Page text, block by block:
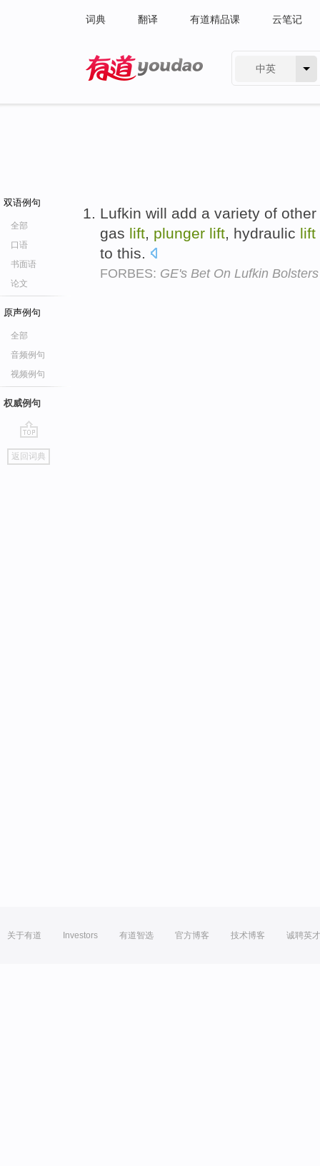
词典 翻译 有道精品课 云笔记
中英
双语例句
全部
口语
书面语
论文
原声例句
全部
音频例句
视频例句
权威例句
go
top
返回词典
Lufkin will add a variety of
gas lift, plunger lift, hydraulic lift
to this.
FORBES: GE's Bet On Lufkin
关于有道 Investors 有道智选 官方博客 技术博客 诚聘英才